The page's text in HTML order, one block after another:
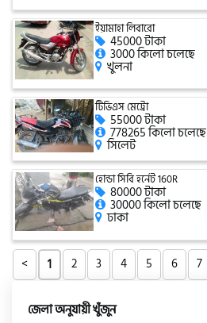
গুড হুইল
ইয়ামাহা লিবারো
45000 টাকা
3000 কিলো চলেছে
খুলনা
টিভিএস মেট্রো
55000 টাকা
778265 কিলো চলেছে
সিলেট
হোন্ডা সিবি হর্নেট 160R
80000 টাকা
30000 কিলো চলেছে
ঢাকা
< 1 2 3 4 5 6 7
জেলা অনুযায়ী খুঁজুন